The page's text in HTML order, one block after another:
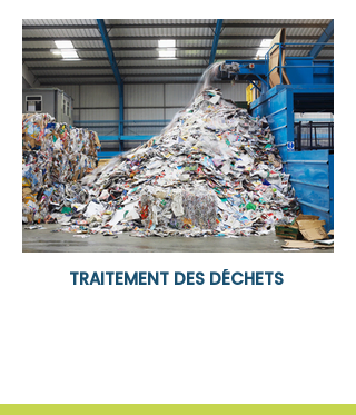
TRAITEMENT DES DÉCHETS